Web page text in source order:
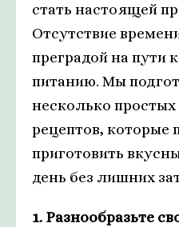
стать настоящей
Отсутствие
преградой на пути
питанию. Мы
несколько
рецептов, которые
приготовить
день без лишних
1. Разнообразьте